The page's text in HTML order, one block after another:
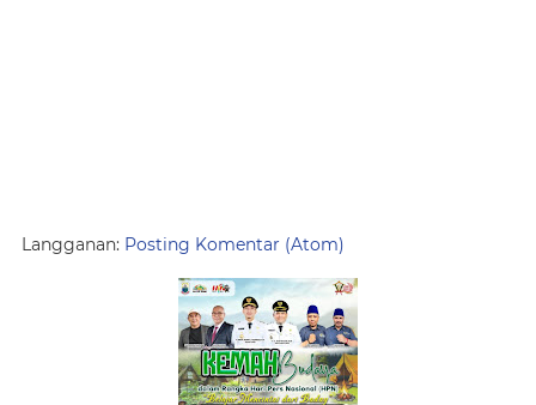
Langganan: Posting Komentar (Atom)